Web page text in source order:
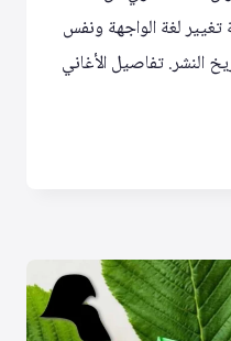
لغة الواجهة ونفس
النشر. تفاصيل الأغاني